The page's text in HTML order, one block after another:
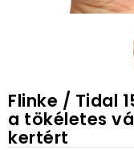
Flinke / Tidal
a tökéletes
kertért